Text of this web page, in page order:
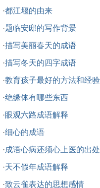
·都江堰的由来
·题临安邸的写作背景
·描写美丽春天的成语
·描写冬天的四字成语
·教育孩子最好的方法和经验
·绝缘体有哪些东西
·眼观六路成语解释
·细心的成语
·成语心病还须心上医的出处
·天不假年成语解释
·致云雀表达的思想感情